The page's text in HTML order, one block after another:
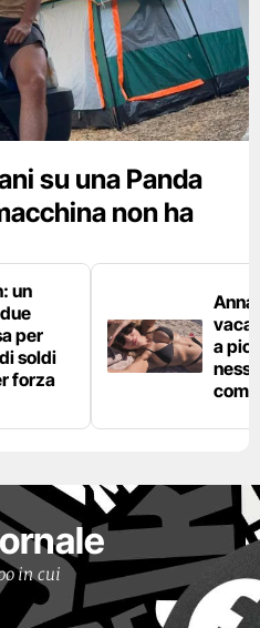
su una Panda
non ha
un
per
soldi
forza
Anna
a
in cui